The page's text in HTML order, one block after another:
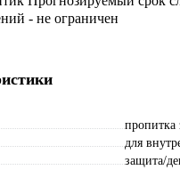
- не ограничен
пропитка
для
защита/